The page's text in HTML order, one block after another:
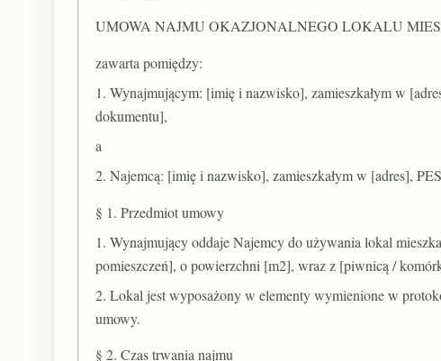
UMOWA NAJMU OKAZJONALNEGO LOKALU
zawarta pomiędzy:
1. Wynajmującym: [imię i nazwisko], zamieszkałym w
dokumentu],
a
2. Najemcą: [imię i nazwisko], zamieszkałym w [adres],
§ 1. Przedmiot umowy
1. Wynajmujący oddaje Najemcy do używania lokal
pomieszczeń], o powierzchni [m2], wraz z [piwnicą /
2. Lokal jest wyposażony w elementy wymienione w
umowy.
§ 2. Czas trwania najmu